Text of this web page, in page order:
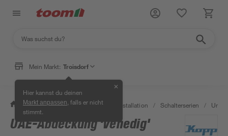
Mein Markt: Troisdorf
Hier kannst du deinen
Markt anpassen , falls er nicht
stimmt.
✕
/ Bauen & Renovieren / Elektroinstallation / Schalterserien /
UAE-Abdeckung 'Venedig'